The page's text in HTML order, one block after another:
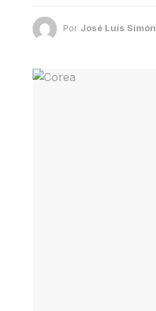
Por José Luis Simón